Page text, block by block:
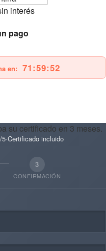
interés
pago
en: 71:59:51
su certificado en 3 meses.
·Certificado incluido
3
CONFIRMACIÓN